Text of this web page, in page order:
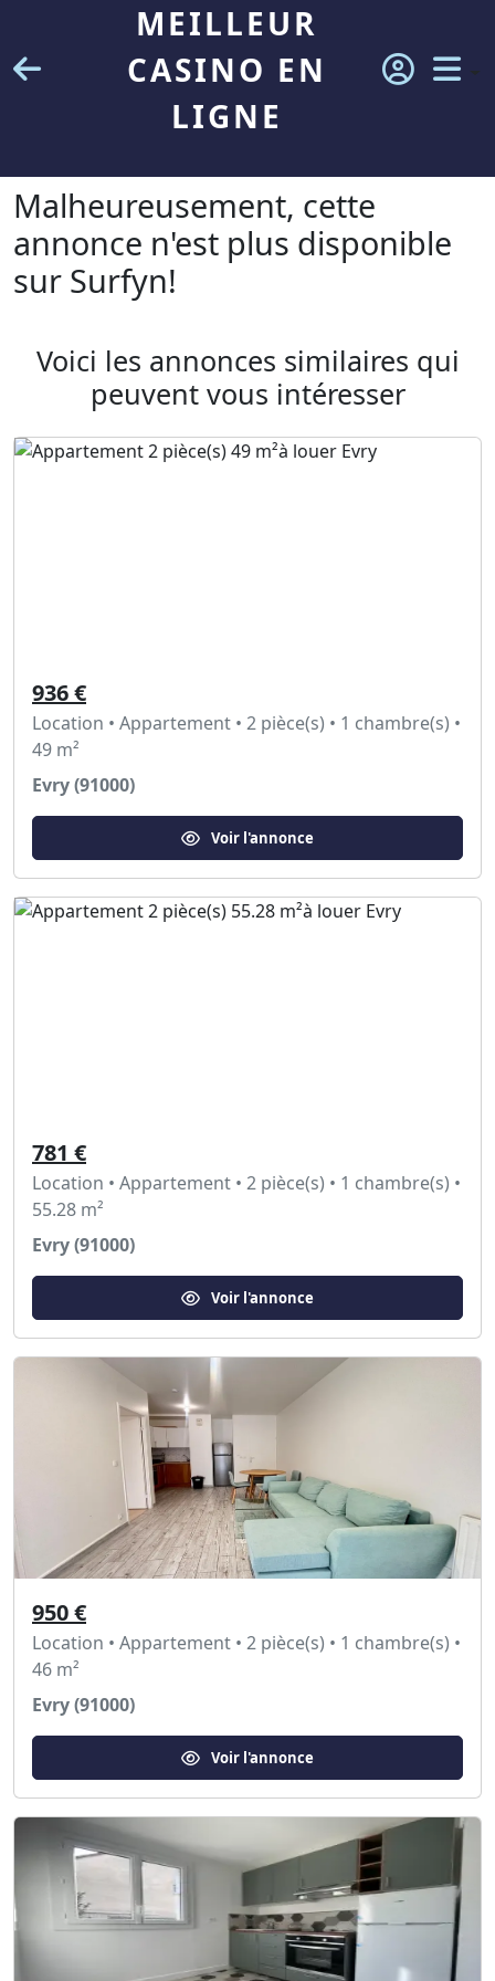
MEILLEUR
CASINO EN
LIGNE
Malheureusement, cette
annonce n'est plus disponible
sur Surfyn!
Voici les annonces similaires qui
peuvent vous intéresser
936 €
Location • Appartement • 2 pièce(s) • 1 chambre(s) •
49 m²
Evry (91000)
Voir l'annonce
781 €
Location • Appartement • 2 pièce(s) • 1 chambre(s) •
55.28 m²
Evry (91000)
Voir l'annonce
950 €
Location • Appartement • 2 pièce(s) • 1 chambre(s) •
46 m²
Evry (91000)
Voir l'annonce